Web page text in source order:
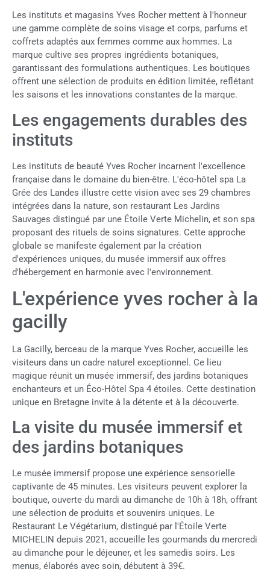
Les instituts et magasins Yves Rocher mettent à l'honneur
une gamme complète de soins visage et corps, parfums et
coffrets adaptés aux femmes comme aux hommes. La
marque cultive ses propres ingrédients botaniques,
garantissant des formulations authentiques. Les boutiques
offrent une sélection de produits en édition limitée, reflétant
les saisons et les innovations constantes de la marque.
Les engagements durables des
instituts
Les instituts de beauté Yves Rocher incarnent l'excellence
française dans le domaine du bien-être. L'éco-hôtel spa La
Grée des Landes illustre cette vision avec ses 29 chambres
intégrées dans la nature, son restaurant Les Jardins
Sauvages distingué par une Étoile Verte Michelin, et son spa
proposant des rituels de soins signatures. Cette approche
globale se manifeste également par la création
d'expériences uniques, du musée immersif aux offres
d'hébergement en harmonie avec l'environnement.
L'expérience yves rocher à la
gacilly
La Gacilly, berceau de la marque Yves Rocher, accueille les
visiteurs dans un cadre naturel exceptionnel. Ce lieu
magique réunit un musée immersif, des jardins botaniques
enchanteurs et un Éco-Hôtel Spa 4 étoiles. Cette destination
unique en Bretagne invite à la détente et à la découverte.
La visite du musée immersif et
des jardins botaniques
Le musée immersif propose une expérience sensorielle
captivante de 45 minutes. Les visiteurs peuvent explorer la
boutique, ouverte du mardi au dimanche de 10h à 18h, offrant
une sélection de produits et souvenirs uniques. Le
Restaurant Le Végétarium, distingué par l'Étoile Verte
MICHELIN depuis 2021, accueille les gourmands du mercredi
au dimanche pour le déjeuner, et les samedis soirs. Les
menus, élaborés avec soin, débutent à 39€.